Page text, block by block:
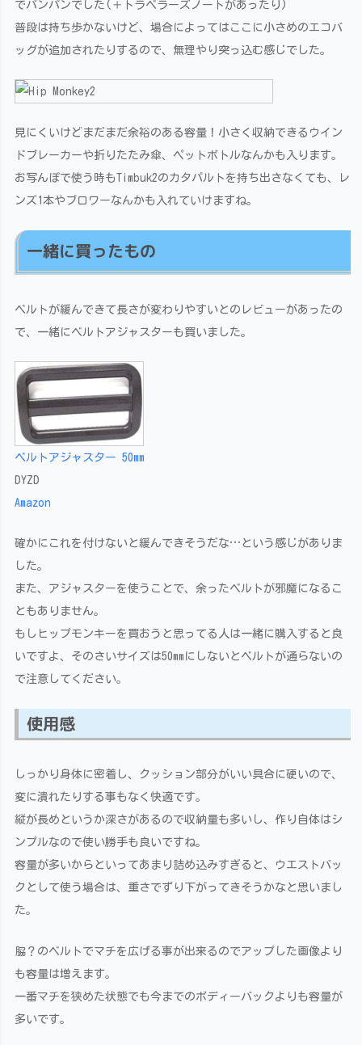
でパンパンでした(＋トラベラーズノートがあったり)
普段は持ち歩かないけど、場合によってはここに小さめのエコバ
ッグが追加されたりするので、無理やり突っ込む感じでした。
見にくいけどまだまだ余裕のある容量！小さく収納できるウイン
ドブレーカーや折りたたみ傘、ペットボトルなんかも入ります。
お写んぽで使う時もTimbuk2のカタパルトを持ち出さなくても、レ
ンズ1本やブロワーなんかも入れていけますね。
一緒に買ったもの
ベルトが緩んできて長さが変わりやすいとのレビューがあったの
で、一緒にベルトアジャスターも買いました。
ベルトアジャスター 50mm
DYZD
Amazon
確かにこれを付けないと緩んできそうだな…という感じがありま
した。
また、アジャスターを使うことで、余ったベルトが邪魔になるこ
ともありません。
もしヒップモンキーを買おうと思ってる人は一緒に購入すると良
いですよ、そのさいサイズは50mmにしないとベルトが通らないの
で注意してください。
使用感
しっかり身体に密着し、クッション部分がいい具合に硬いので、
変に潰れたりする事もなく快適です。
縦が長めというか深さがあるので収納量も多いし、作り自体はシ
ンプルなので使い勝手も良いですね。
容量が多いからといってあまり詰め込みすぎると、ウエストバッ
クとして使う場合は、重さでずり下がってきそうかなと思いまし
た。
脇？のベルトでマチを広げる事が出来るのでアップした画像より
も容量は増えます。
一番マチを狭めた状態でも今までのボディーバックよりも容量が
多いです。